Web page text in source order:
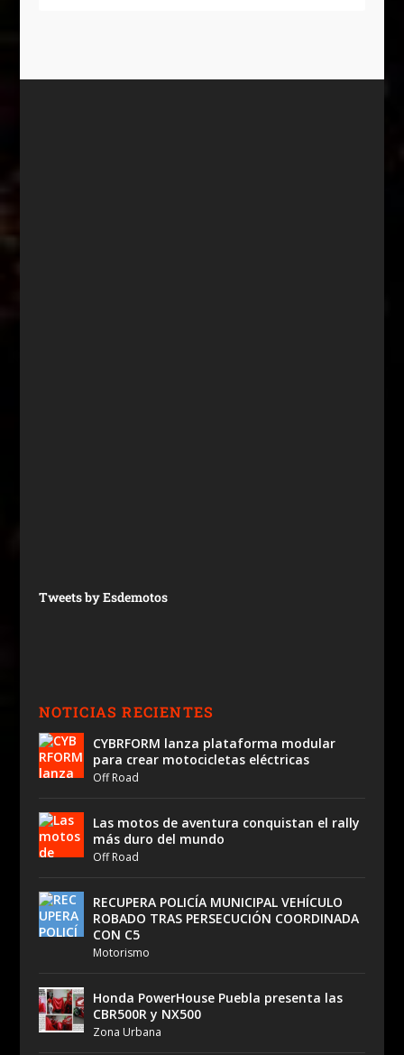
Tweets by Esdemotos
NOTICIAS RECIENTES
CYBRFORM lanza plataforma modular
para crear motocicletas eléctricas
Off Road
Las motos de aventura conquistan el rally
más duro del mundo
Off Road
RECUPERA POLICÍA MUNICIPAL VEHÍCULO
ROBADO TRAS PERSECUCIÓN COORDINADA
CON C5
Motorismo
Honda PowerHouse Puebla presenta las
CBR500R y NX500
Zona Urbana